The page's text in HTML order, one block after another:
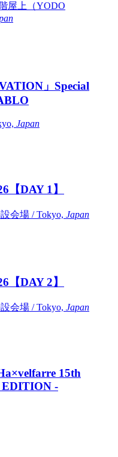
屋上（YODO
」Special
Japan
【DAY 1】
会場 / Tokyo, Japan
【DAY 2】
会場 / Tokyo, Japan
15th
-